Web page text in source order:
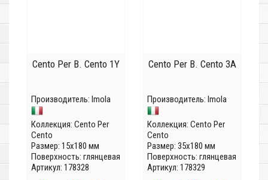
Cento Per B. Cento 1Y
Производитель: Imola
Коллекция: Cento Per
Cento
Размер: 15x180 мм
Поверхность: глянцевая
Артикул: 178328
Cento Per B. Cento 3A
Производитель: Imola
Коллекция: Cento Per
Cento
Размер: 35x180 мм
Поверхность: глянцевая
Артикул: 178329